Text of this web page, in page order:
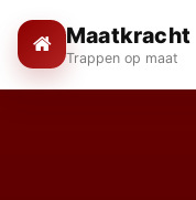
Maatkracht
Trappen op maat